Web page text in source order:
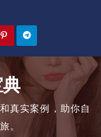
真实案例，助你自
。